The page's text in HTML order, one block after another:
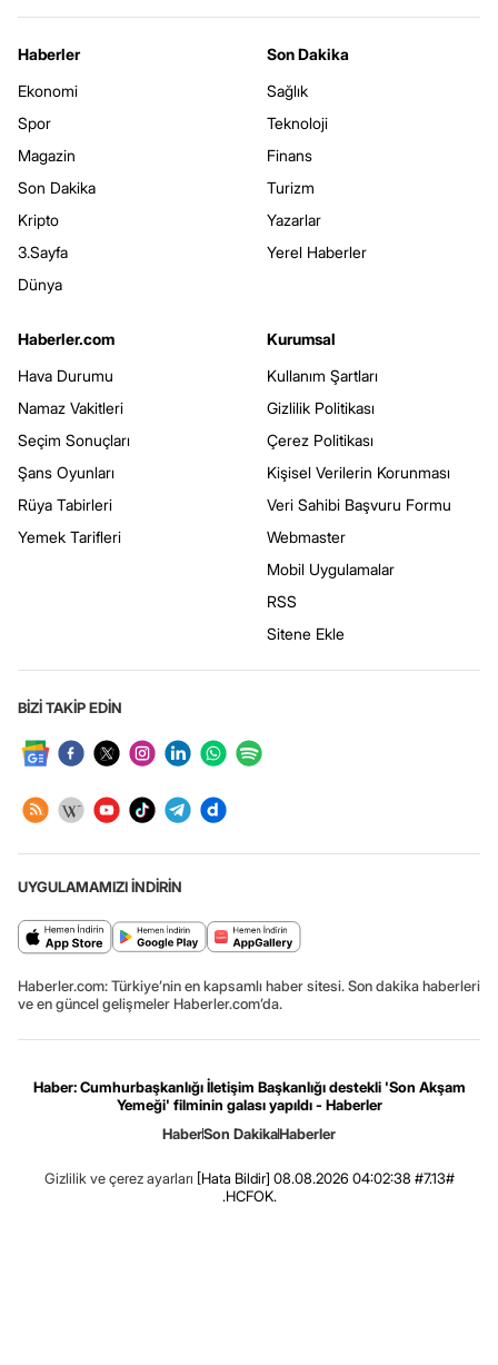
Haberler
Ekonomi
Spor
Magazin
Son Dakika
Kripto
3.Sayfa
Dünya
Son Dakika
Sağlık
Teknoloji
Finans
Turizm
Yazarlar
Yerel Haberler
Haberler.com
Hava Durumu
Namaz Vakitleri
Seçim Sonuçları
Şans Oyunları
Rüya Tabirleri
Yemek Tarifleri
Kurumsal
Kullanım Şartları
Gizlilik Politikası
Çerez Politikası
Kişisel Verilerin Korunması
Veri Sahibi Başvuru Formu
Webmaster
Mobil Uygulamalar
RSS
Sitene Ekle
BİZİ TAKİP EDİN
UYGULAMAMIZI İNDİRİN
Haberler.com: Türkiye’nin en kapsamlı haber sitesi. Son dakika haberleri
ve en güncel gelişmeler Haberler.com’da.
Haber: Cumhurbaşkanlığı İletişim Başkanlığı destekli 'Son Akşam
Yemeği' filminin galası yapıldı - Haberler
HaberSon DakikaHaberler
Gizlilik ve çerez ayarları [Hata Bildir] 08.08.2026 04:02:38 #7.13#
.HCFOK.